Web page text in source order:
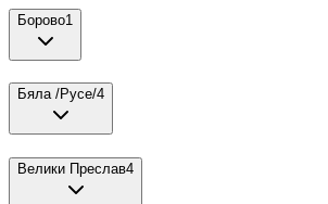
Борово1
Бяла /Русе/4
Велики Преслав4